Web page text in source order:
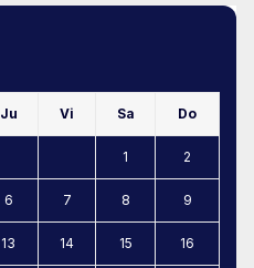
Ju Vi Sa Do
1 2
6 7 8 9
13 14 15 16